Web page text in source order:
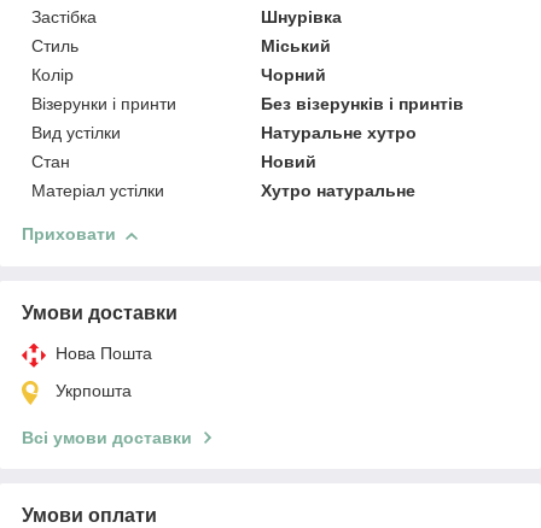
Застібка
Шнурівка
Стиль
Міський
Колір
Чорний
Візерунки і принти
Без візерунків і принтів
Вид устілки
Натуральне хутро
Стан
Новий
Матеріал устілки
Хутро натуральне
Приховати
Умови доставки
Нова Пошта
Укрпошта
Всі умови доставки
Умови оплати